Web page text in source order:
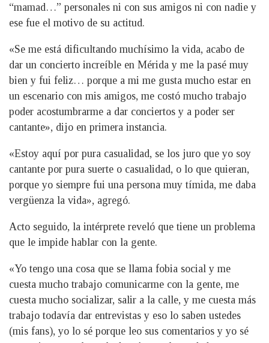
“mamad…” personales ni con sus amigos ni con nadie y
ese fue el motivo de su actitud.
«Se me está dificultando muchísimo la vida, acabo de
dar un concierto increíble en Mérida y me la pasé muy
bien y fui feliz… porque a mi me gusta mucho estar en
un escenario con mis amigos, me costó mucho trabajo
poder acostumbrarme a dar conciertos y a poder ser
cantante», dijo en primera instancia.
«Estoy aquí por pura casualidad, se los juro que yo soy
cantante por pura suerte o casualidad, o lo que quieran,
porque yo siempre fui una persona muy tímida, me daba
vergüenza la vida», agregó.
Acto seguido, la intérprete reveló que tiene un problema
que le impide hablar con la gente.
«Yo tengo una cosa que se llama fobia social y me
cuesta mucho trabajo comunicarme con la gente, me
cuesta mucho socializar, salir a la calle, y me cuesta más
trabajo todavía dar entrevistas y eso lo saben ustedes
(mis fans), yo lo sé porque leo sus comentarios y yo sé